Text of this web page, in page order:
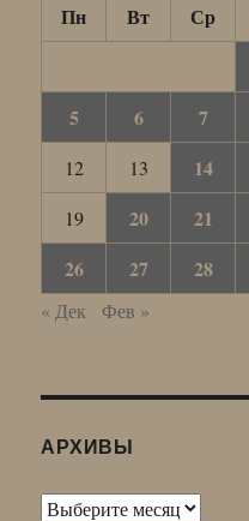
Пн Вт Ср
5
6 7
12 13 14
19 20 21
26
27 28
« Дек Фев »
АРХИВЫ
Архивы